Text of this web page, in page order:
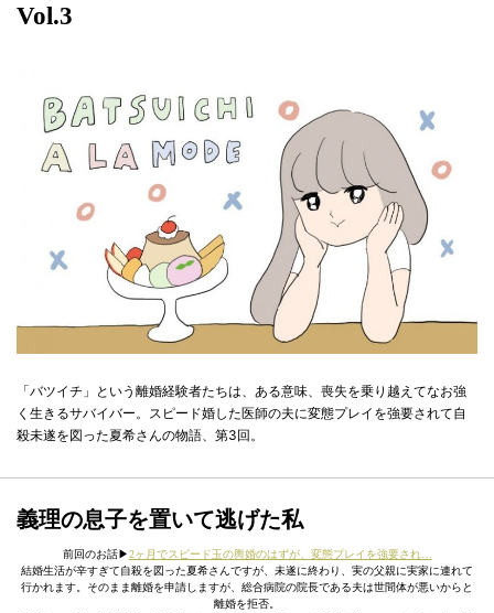
Vol.3
「バツイチ」という離婚経験者たちは、ある意味、喪失を乗り越えてなお強
く生きるサバイバー。スピード婚した医師の夫に変態プレイを強要されて自
殺未遂を図った夏希さんの物語、第3回。
義理の息子を置いて逃げた私
前回のお話▶︎2ヶ月でスピード玉の輿婚のはずが、変態プレイを強要され…
結婚生活が辛すぎて自殺を図った夏希さんですが、未遂に終わり、実の父親に実家に連れて
行かれます。そのまま離婚を申請しますが、総合病院の院長である夫は世間体が悪いからと
離婚を拒否。